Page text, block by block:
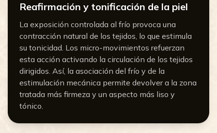
Reafirmación y tonificación de la piel
La exposición controlada al frío provoca una
contracción natural de los tejidos, lo que estimula
su tonicidad. Los micro-movimientos refuerzan
esta acción activando la circulación de los tejidos
dirigidos. Así, la asociación del frío y de la
estimulación mecánica permite devolver a la zona
tratada más firmeza y un aspecto más liso y
tónico.